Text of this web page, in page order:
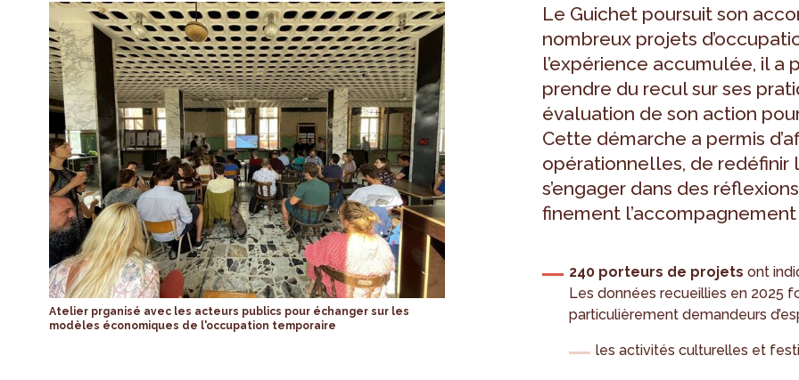
Atelier prganisé avec les acteurs publics pour échanger sur les
modèles économiques de l'occupation temporaire
Le Guichet poursuit son
nombreux projets
l’expérience accumulée, il a
prendre du recul sur ses
évaluation de son action
Cette démarche a permis
opérationnelles, de redéfinir
s’engager dans des
finement
240 porteurs de projetsont
Les données recueillies en 2025
particulièrement demandeurs
les activités culturelles et